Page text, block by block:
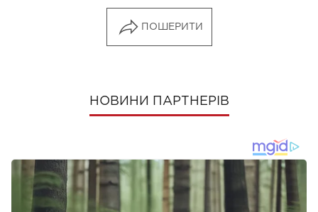
ПОШЕРИТИ
НОВИНИ ПАРТНЕРІВ